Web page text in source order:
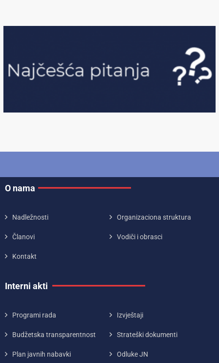
O nama
Nadležnosti Organizaciona struktura
Članovi Vodiči i obrasci
Kontakt
Interni akti
Programi rada Izvještaji
Budžetska transparentnost Strateški dokumenti
Plan javnih nabavki Odluke JN